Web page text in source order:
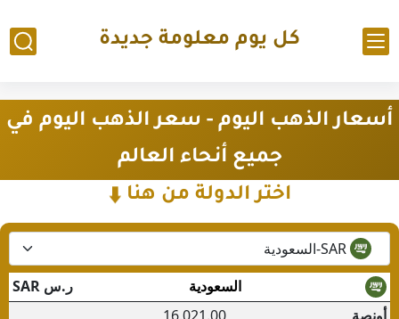
كل يوم معلومة جديدة
أسعار الذهب اليوم - سعر الذهب اليوم في
جميع أنحاء العالم
اختر الدولة من هنا⬇️